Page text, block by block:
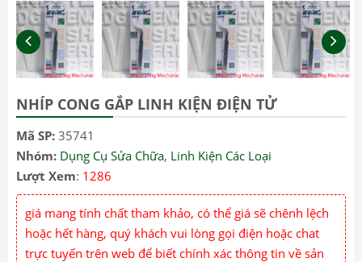
NHÍP CONG GẮP LINH KIỆN ĐIỆN TỬ
Mã SP: 35741
Nhóm: Dụng Cụ Sửa Chữa, Linh Kiện Các Loại
Lượt Xem: 1286
giá mang tính chất tham khảo, có thể giá sẽ chênh lệch
hoặc hết hàng, quý khách vui lòng gọi điện hoặc chat
trực tuyến trên web để biết chính xác thông tin về sản